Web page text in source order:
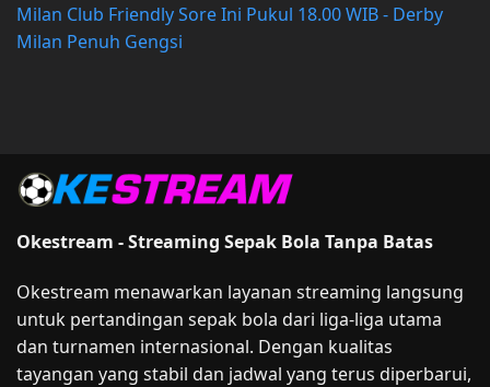
Milan Club Friendly Sore Ini Pukul 18.00 WIB - Derby
Milan Penuh Gengsi
Okestream - Streaming Sepak Bola Tanpa Batas
Okestream menawarkan layanan streaming langsung
untuk pertandingan sepak bola dari liga-liga utama
dan turnamen internasional. Dengan kualitas
tayangan yang stabil dan jadwal yang terus diperbarui,